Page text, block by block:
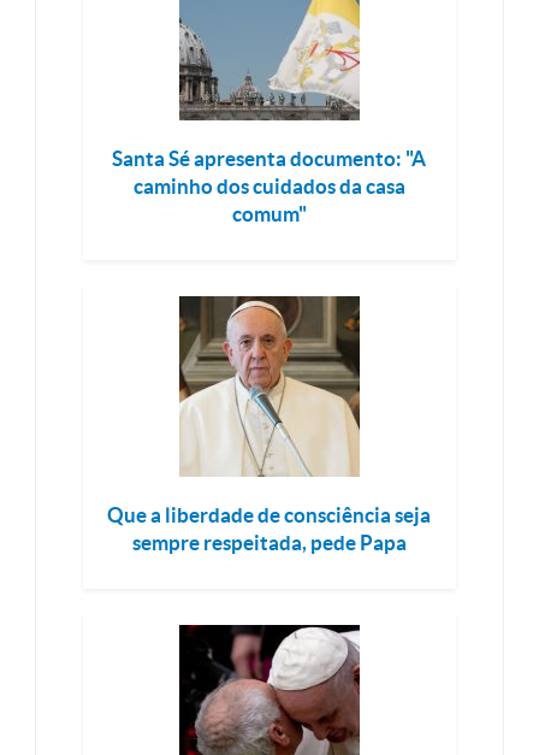
Santa Sé apresenta documento: "A
caminho dos cuidados da casa
comum"
Que a liberdade de consciência seja
sempre respeitada, pede Papa